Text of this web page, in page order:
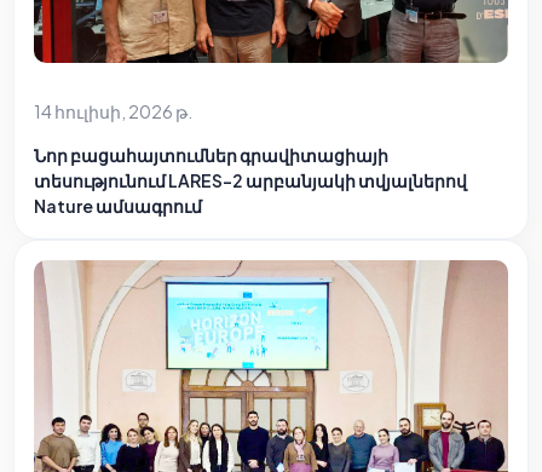
14 հուլիսի, 2026 թ.
Նոր բացահայտումներ գրավիտացիայի
տեսությունում LARES-2 արբանյակի տվյալներով
Nature ամսագրում